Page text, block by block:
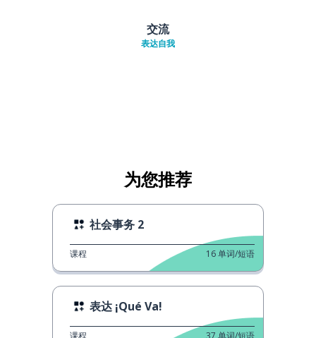
交流
表达自我
为您推荐
社会事务 2
课程 16单词/短语
表达 ¡Qué Va!
课程 37 单词/短语